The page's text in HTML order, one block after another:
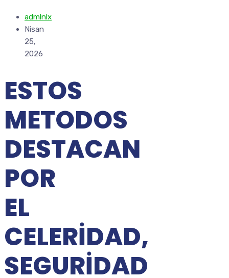
admlnlx
Nisan
25,
2026
ESTOS
METODOS
DESTACAN
POR
EL
CELERIDAD,
SEGURIDAD